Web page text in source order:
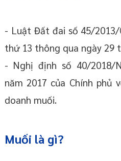
- Luật Đất đai số 45/2013/
thứ 13 thông qua ngày 29
- Nghị định số 40/2018/
năm 2017 của Chính phủ
doanh muối.
Muối là gì?